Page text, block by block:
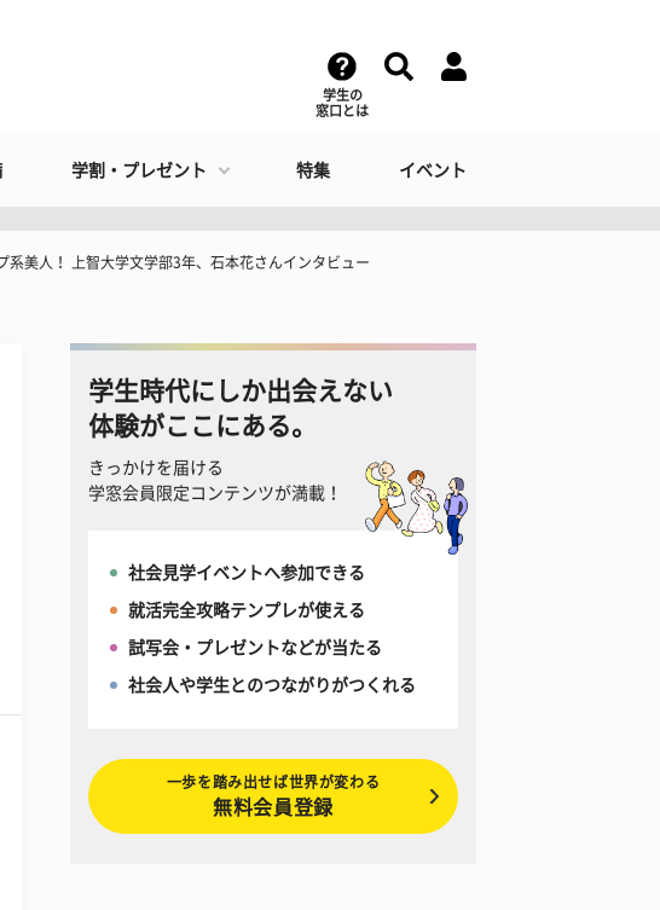
学生の
窓口とは
学割・プレゼント 特集 イベント
系美人！ 上智大学文学部3年、石本花さんインタビュー
学生時代にしか出会えない
体験がここにある。
きっかけを届ける
学窓会員限定コンテンツが満載！
社会見学イベントへ参加できる
就活完全攻略テンプレが使える
試写会・プレゼントなどが当たる
社会人や学生とのつながりがつくれる
一歩を踏み出せば世界が変わる
無料会員登録